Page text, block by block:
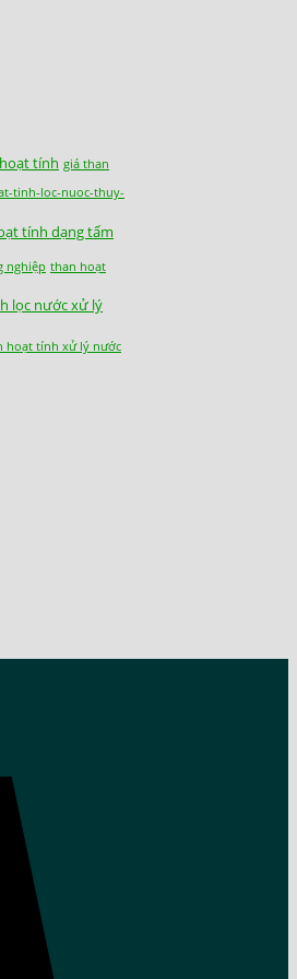
tính giá than
tinh-loc-nuoc-thuy-
tính dạng tấm
nghiệp than hoạt
lọc nước xử lý
hoạt tính xử lý nước